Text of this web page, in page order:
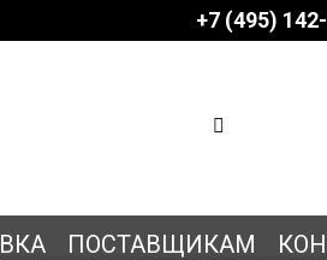
+7 (495)
ПОСТАВЩИКАМ